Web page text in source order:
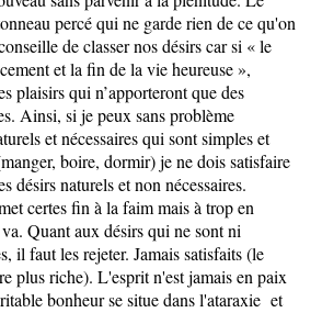
percé qui ne garde rien de ce qu'on
de classer nos désirs car si « le
et la fin de la vie heureuse »,
plaisirs qui n’apporteront que des
Ainsi, si je peux sans problème
et nécessaires qui sont simples et
boire, dormir) je ne dois satisfaire
désirs naturels et non nécessaires.
certes fin à la faim mais à trop en
Quant aux désirs qui ne sont ni
il faut les rejeter. Jamais satisfaits (le
plus riche). L'esprit n'est jamais en paix
bonheur se situe dans l'ataraxie et